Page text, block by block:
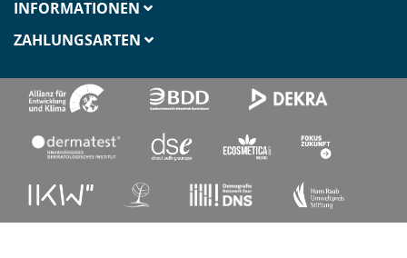
INFORMATIONEN
ZAHLUNGSARTEN